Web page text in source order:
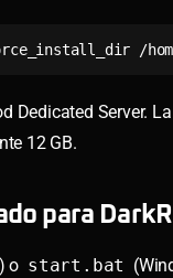
/
Dedicated Server.
12 GB.
para
o start.bat